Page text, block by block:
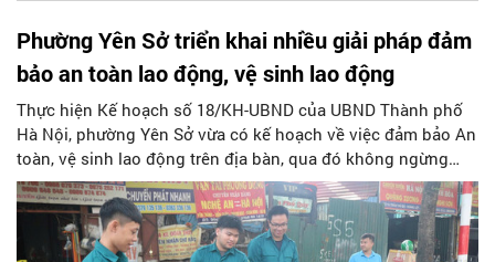
Phường Yên Sở triển khai nhiều giải pháp đảm
bảo an toàn lao động, vệ sinh lao động
Thực hiện Kế hoạch số 18/KH-UBND của UBND Thành phố
Hà Nội, phường Yên Sở vừa có kế hoạch về việc đảm bảo An
toàn, vệ sinh lao động trên địa bàn, qua đó không ngừng
chăm lo cải thiện điều kiện làm việc cho người lao động,
ngăn ngừa, giảm thiểu tai nạn lao động, bệnh nghề nghiệp,
đảm bảo an toàn tính mạng, sức khỏe cho người lao động.